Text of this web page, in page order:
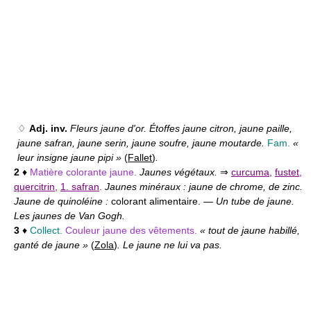
♢ Adj. inv. Fleurs jaune d'or. Étoffes jaune citron, jaune paille,
jaune safran, jaune serin, jaune soufre, jaune moutarde. Fam. «
leur insigne jaune pipi » (Fallet)
2 ♦ Matière colorante jaune. Jaunes végétaux. ⇒ curcuma fustet
quercitrin
1. safran Jaunes minéraux : jaune de chrome, de zinc.
Jaune de quinoléine : colorant alimentaire. — Un tube de jaune.
Les jaunes de Van Gogh.
3 ♦ Collect. Couleur jaune des vêtements. « tout de jaune habillé,
ganté de jaune » (Zola) . Le jaune ne lui va pas.